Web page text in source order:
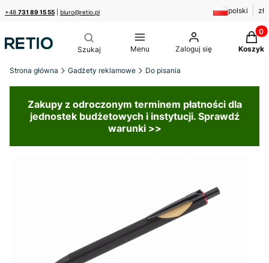
+48 731 89 15 55 biuro@retio.pl polski zł
Menu Zaloguj się Koszyk
Strona główna Gadżety reklamowe Do pisania
Zakupy z odroczonym terminem płatności dla
jednostek budżetowych i instytucji. Sprawdź
warunki >>